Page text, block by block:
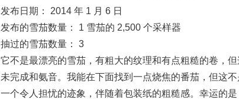
发布日期： 2014 年 1 月 6 日
发布的雪茄数量： 1 雪茄的 2,500 个采样器
抽过的雪茄数量： 3
它不是最漂亮的雪茄，有粗大的纹理和有点粗糙的卷，
未完成和氨音。我能在下面找到一点烧焦的番茄，但这
一个令人担忧的迹象，伴随着包装纸的粗糙感。幸运的